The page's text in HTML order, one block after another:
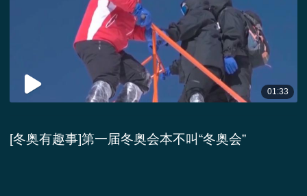
01:33
[冬奥有趣事]第一届冬奥会本不叫“冬奥会”